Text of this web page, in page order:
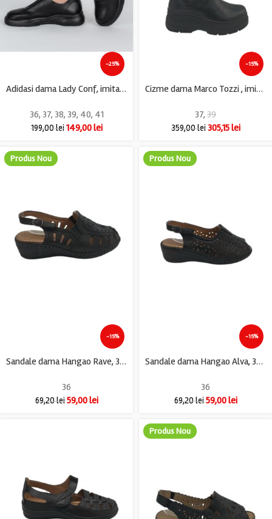
-25%
Adidasi dama Lady Conf, imitatie de piele, negru
36, 37, 38, 39, 40, 41
199,00lei 149,00lei
-15%
Cizme dama Marco Tozzi , imitatie de piele, negru
37, 39
359,00lei 305,15lei
Produs Nou
-15%
Sandale dama Hangao Rave, 36, imitatie de piele, negru
36
69,20lei 59,00lei
Produs Nou
-15%
Sandale dama Hangao Alva, 36, imitatie de piele negru
36
69,20lei 59,00lei
Produs Nou